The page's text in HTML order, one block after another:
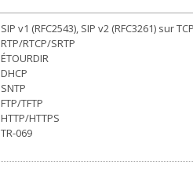
SIP v1 (RFC2543), SIP v2 (RFC3261) sur
RTP/RTCP/SRTP
ÉTOURDIR
DHCP
SNTP
FTP/TFTP
HTTP/HTTPS
TR-069